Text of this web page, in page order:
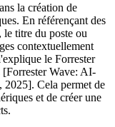
la création de
En référençant des
titre du poste ou
contextuellement
le Forrester
Wave: AI-
Cela permet de
et de créer une